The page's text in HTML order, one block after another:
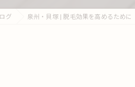
グ 泉州・貝塚 | 脱毛効果を高めるために